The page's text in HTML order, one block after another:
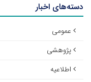
دسته‌های اخبار
عمومی
پژوهشی
اطلاعیه